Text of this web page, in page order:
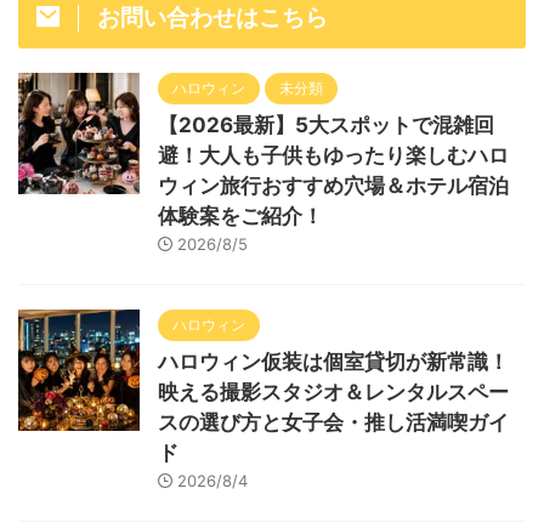
お問い合わせはこちら
ハロウィン 未分類
【2026最新】5大スポットで混雑回
避！大人も子供もゆったり楽しむハロ
ウィン旅行おすすめ穴場＆ホテル宿泊
体験案をご紹介！
2026/8/5
ハロウィン
ハロウィン仮装は個室貸切が新常識！
映える撮影スタジオ＆レンタルスペー
スの選び方と女子会・推し活満喫ガイ
ド
2026/8/4